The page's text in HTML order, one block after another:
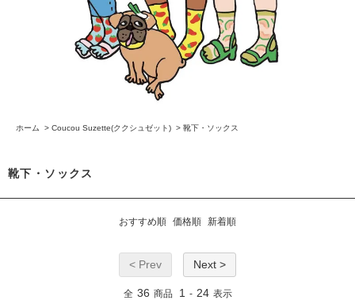
ホーム > Coucou Suzette(ククシュゼット) > 靴下・ソックス
靴下・ソックス
おすすめ順 価格順 新着順
< Prev Next >
全 36 商品 1 - 24 表示